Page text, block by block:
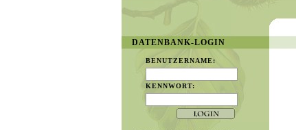
DATENBANK-LOGIN
BENUTZERNAME:
KENNWORT: